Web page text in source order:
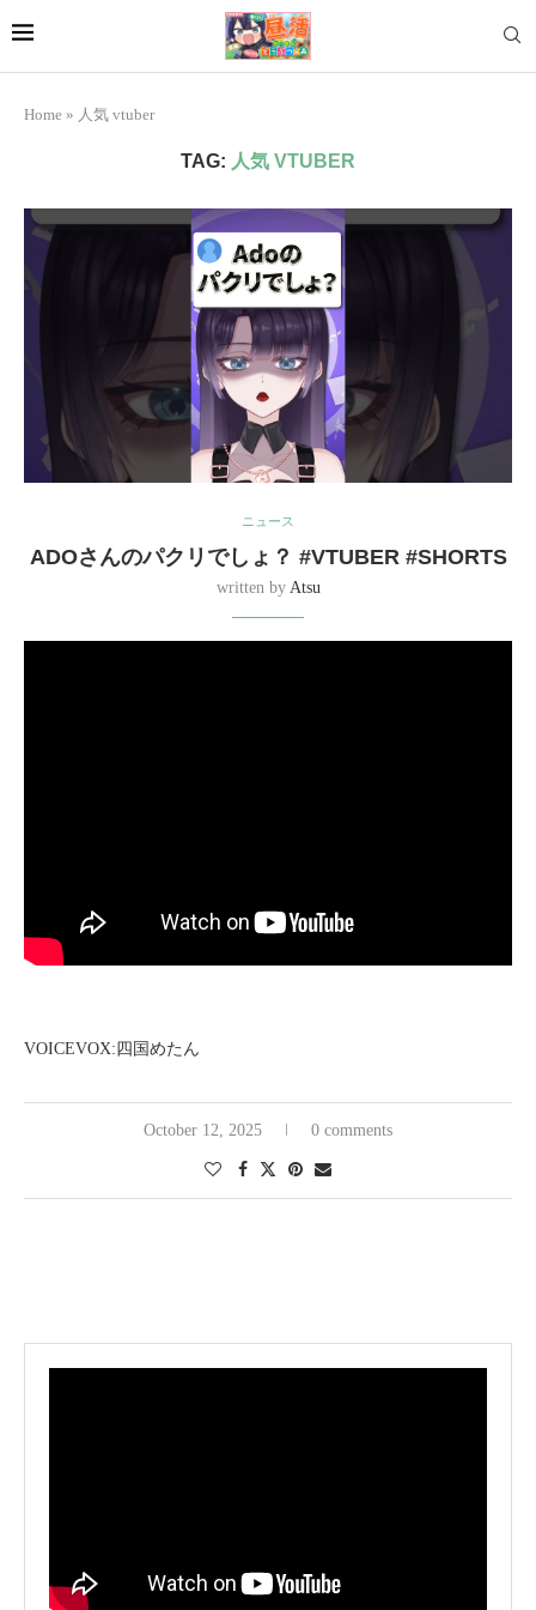
Home » 人気 vtuber
TAG: 人気 VTUBER
ニュース
ADOさんのパクリでしょ？ #VTUBER #SHORTS
written by Atsu
VOICEVOX:四国めたん
October 12, 2025 0 comments